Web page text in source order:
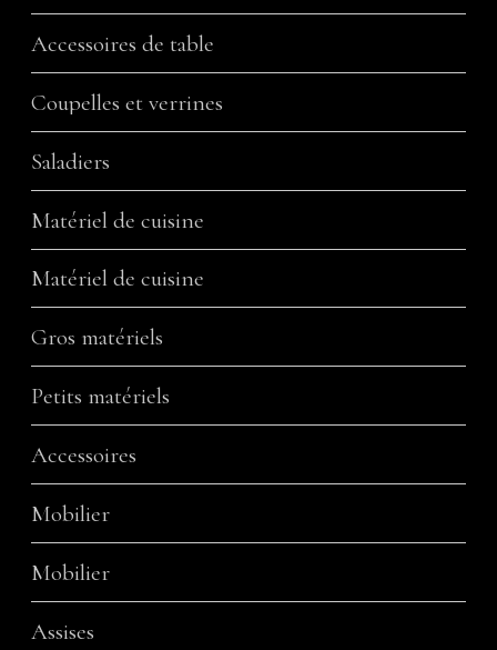
Accessoires de table
Coupelles et verrines
Saladiers
Matériel de cuisine
Matériel de cuisine
Gros matériels
Petits matériels
Accessoires
Mobilier
Mobilier
Assises